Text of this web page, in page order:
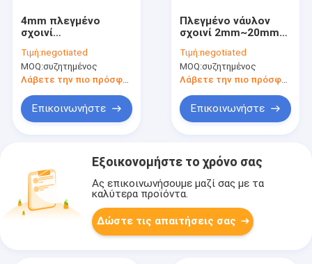
4mm πλεγμένο
σχοινί
Τιμή:negotiated
MOQ:συζητημένος
Λάβετε την πιο πρόσφατη τιμή
Επικοινωνήστε
Πλεγμένο νάυλον
σχοινί 2mm~20mm
για τη σκοινί για
άπλωμα Flagline
Τιμή:negotiated
MOQ:συζητημένος
Λάβετε την πιο πρόσφατη τιμή
Επικοινωνήστε
Εξοικονομήστε το χρόνο σας
Ας επικοινωνήσουμε μαζί σας με τα
καλύτερα προϊόντα.
Δώστε τις απαιτήσεις σας